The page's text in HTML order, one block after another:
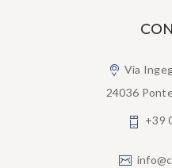
Via
24036
+39